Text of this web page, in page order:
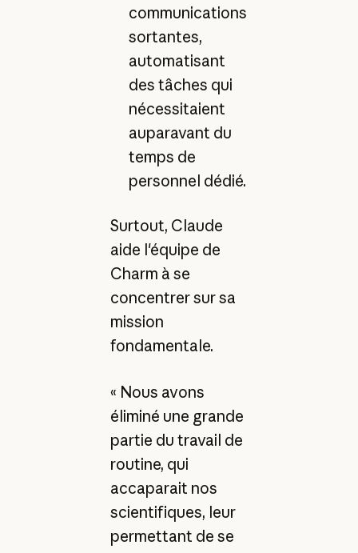
communications
sortantes,
automatisant
des tâches qui
nécessitaient
auparavant du
temps de
personnel dédié.
Surtout, Claude
aide l'équipe de
Charm à se
concentrer sur sa
mission
fondamentale.
« Nous avons
éliminé une grande
partie du travail de
routine, qui
accaparait nos
scientifiques, leur
permettant de se